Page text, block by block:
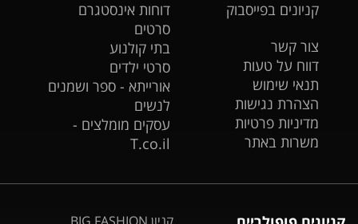
קניונים בפייסבוק
צור קשר
דווח על טעות
תנאי שימוש
הצהרת נגישות
מדיניות פרטיות
משרות באתר
דוחות אינסטגרם
סרטים
בתי קולנוע
סרטי ילדים
אורייתא - ספר ושמנים
לנשים
עסקים מומלצים -
T.co.il
קניון BIG FASHION